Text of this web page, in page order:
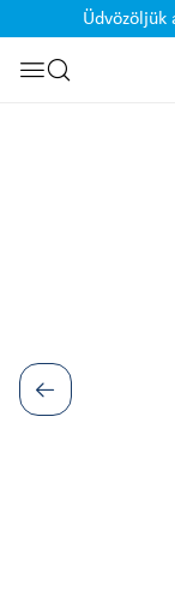
Ugrás aÜdvözöljük